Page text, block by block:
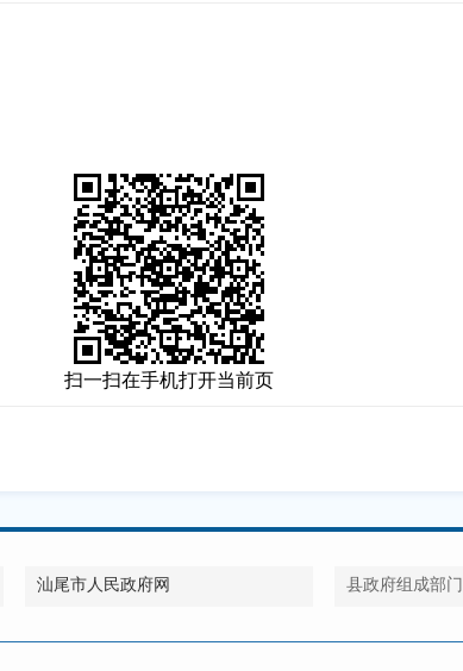
扫一扫在手机打开当前页
汕尾市人民政府网 县政府组成部门